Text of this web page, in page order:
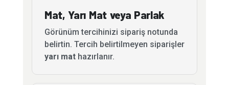
Mat, Yarı Mat veya Parlak
Görünüm tercihinizi sipariş notunda
belirtin. Tercih belirtilmeyen siparişler
yarı mat hazırlanır.